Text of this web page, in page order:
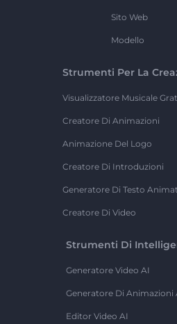
Sito Web
Modello
Strumenti Per La
Visualizzatore Musicale
Creatore Di Animazioni
Animazione Del Logo
Creatore Di Introduzioni
Generatore Di Testo
Creatore Di Video
Strumenti Di
Generatore Video AI
Generatore Di Animazioni
Editor Video AI